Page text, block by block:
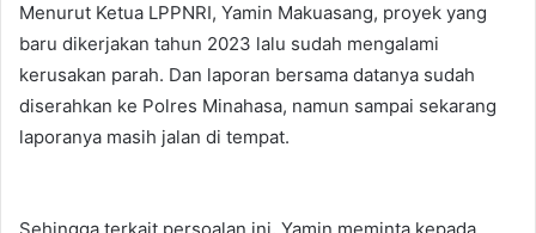
Menurut Ketua LPPNRI, Yamin Makuasang, proyek yang
baru dikerjakan tahun 2023 lalu sudah mengalami
kerusakan parah. Dan laporan bersama datanya sudah
diserahkan ke Polres Minahasa, namun sampai sekarang
laporanya masih jalan di tempat.